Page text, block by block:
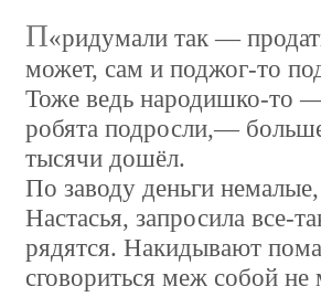
П ридумали так —
может, сам и поджог-то
Тоже ведь народишко-то
робята подросли,—
тысячи дошёл.
По заводу деньги
Настасья, запросила все-
рядятся. Накидывают
сговориться меж собой